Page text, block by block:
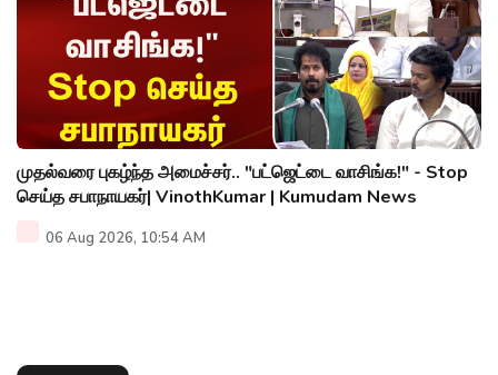
முதல்வரை புகழ்ந்த அமைச்சர்.. "பட்ஜெட்டை வாசிங்க!" - Stop
செய்த சபாநாயகர்| VinothKumar | Kumudam News
06 Aug 2026, 10:54 AM